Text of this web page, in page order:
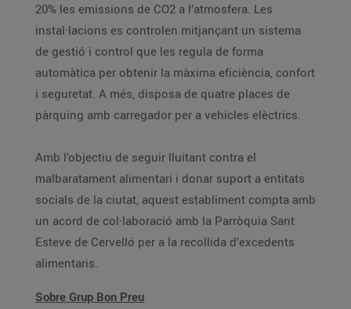
20% les emissions de CO2 a l’atmosfera. Les
instal·lacions es controlen mitjançant un sistema
de gestió i control que les regula de forma
automàtica per obtenir la màxima eficiència, confort
i seguretat. A més, disposa de quatre places de
pàrquing amb carregador per a vehicles elèctrics.
Amb l’objectiu de seguir lluitant contra el
malbaratament alimentari i donar suport a entitats
socials de la ciutat, aquest establiment compta amb
un acord de col·laboració amb la Parròquia Sant
Esteve de Cervelló per a la recollida d’excedents
alimentaris.
Sobre Grup Bon Preu